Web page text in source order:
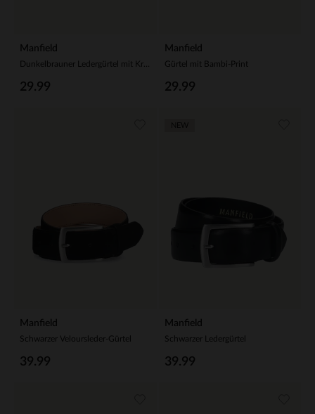
Manfield
29.99
Manfield
Gürtel mit Bambi-Print
29.99
Manfield
Schwarzer Veloursleder-Gürtel
39.99
Manfield
Schwarzer Ledergürtel
39.99